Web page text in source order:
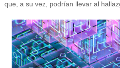
que, a su vez, podrían llevar al